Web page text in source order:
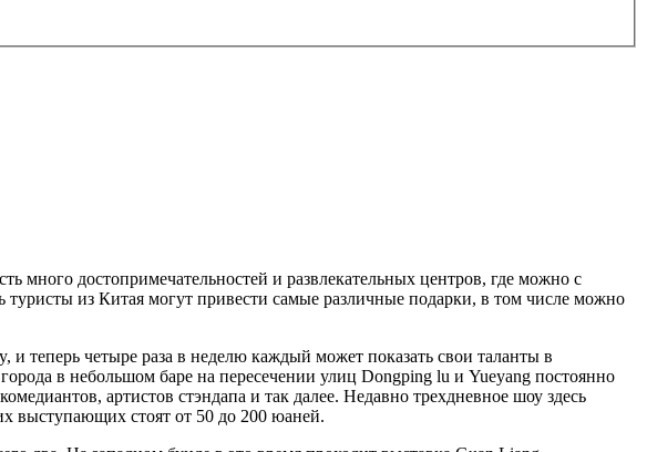
много достопримечательностей и развлекательных центров, где можно с
из Китая могут привести самые различные подарки, в том числе можно
теперь четыре раза в неделю каждый может показать свои таланты в
в небольшом баре на пересечении улиц Dongping lu и Yueyang постоянно
артистов стэндапа и так далее. Недавно трехдневное шоу здесь
выступающих стоят от 50 до 200 юаней.